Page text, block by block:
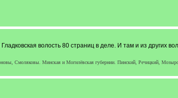
волость 80 страниц в деле. И там и из других
Смоляковы. Минская и Могилёвская губернии. Пинский, Речицкий,